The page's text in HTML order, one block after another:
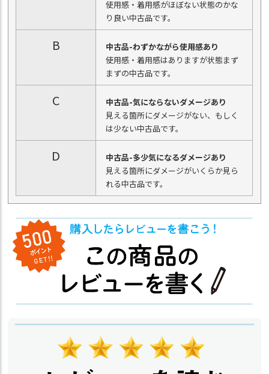
使用感・着用感がほぼない状態のかな
り良い中古品です。
B
中古品-わずかながら使用感あり
使用感・着用感はありますが状態まず
まずの中古品です。
C
中古品-気にならないダメージあり
見える箇所にダメージがない、もしく
は少ない中古品です。
D
中古品-多少気になるダメージあり
見える箇所にダメージがいくらか見ら
れる中古品です。